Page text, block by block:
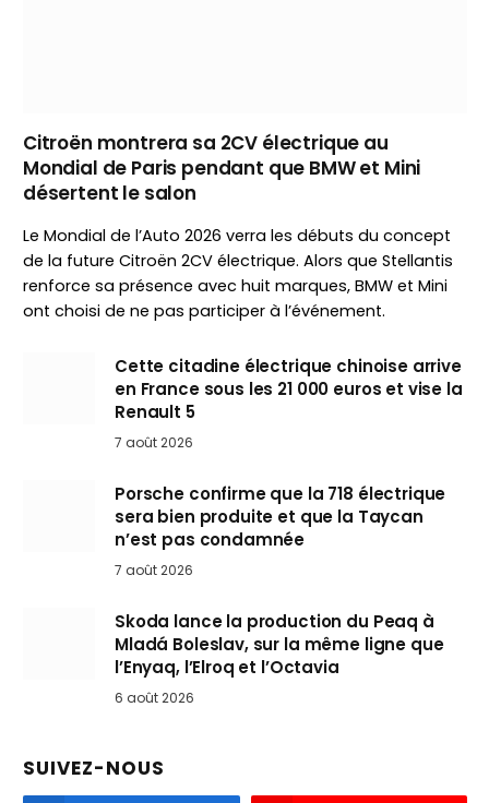
Citroën montrera sa 2CV électrique au
Mondial de Paris pendant que BMW et Mini
désertent le salon
Le Mondial de l’Auto 2026 verra les débuts du concept
de la future Citroën 2CV électrique. Alors que Stellantis
renforce sa présence avec huit marques, BMW et Mini
ont choisi de ne pas participer à l’événement.
Cette citadine électrique chinoise arrive
en France sous les 21 000 euros et vise la
Renault 5
7 août 2026
Porsche confirme que la 718 électrique
sera bien produite et que la Taycan
n’est pas condamnée
7 août 2026
Skoda lance la production du Peaq à
Mladá Boleslav, sur la même ligne que
l’Enyaq, l’Elroq et l’Octavia
6 août 2026
SUIVEZ-NOUS